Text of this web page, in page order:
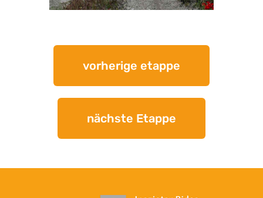
vorherige etappe
nächste Etappe